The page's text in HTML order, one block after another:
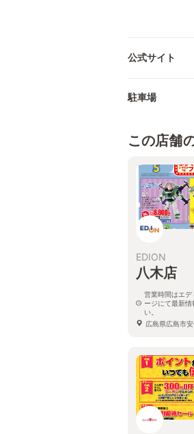
公式サイト
駐車場
この店舗
EDION
八木店
営業時間はエ
ージにて最新情
い。
広島県広島市